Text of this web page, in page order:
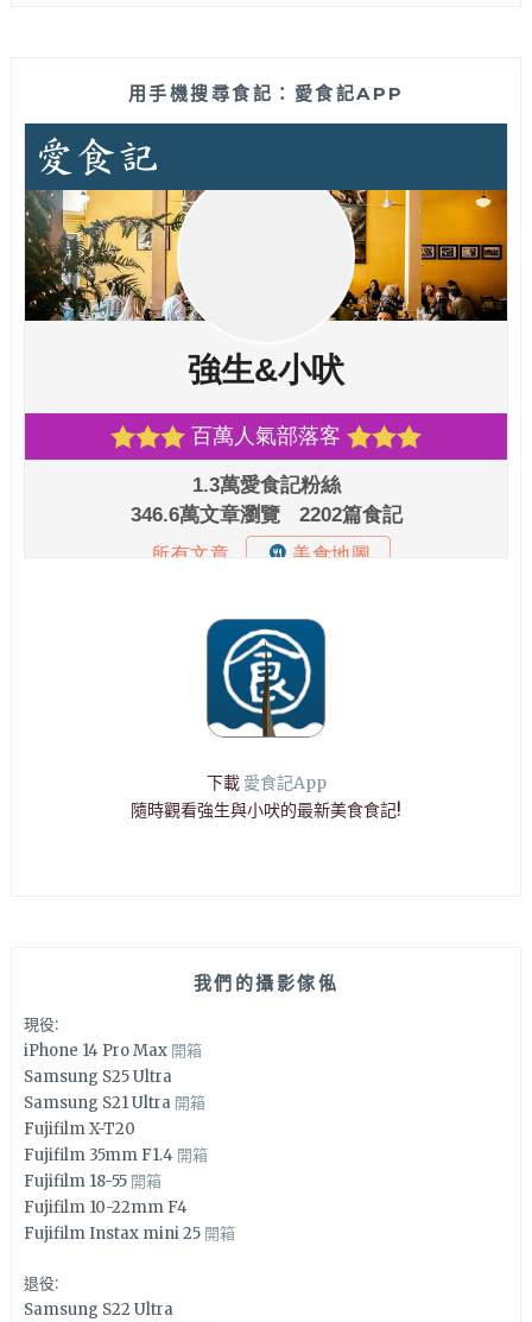
用手機搜尋食記：愛食記APP
下載 愛食記App
隨時觀看強生與小吠的最新美食食記!
我們的攝影傢俬
現役:
iPhone 14 Pro Max 開箱
Samsung S25 Ultra
Samsung S21 Ultra 開箱
Fujifilm X-T20
Fujifilm 35mm F1.4 開箱
Fujifilm 18-55 開箱
Fujifilm 10-22mm F4
Fujifilm Instax mini 25 開箱
退役:
Samsung S22 Ultra